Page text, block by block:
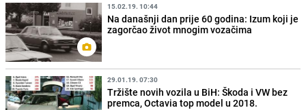
15.02.19. 10:44
Na današnji dan prije 60 godina: Izum koji je
zagorčao život mnogim vozačima
29.01.19. 07:30
Tržište novih vozila u BiH: Škoda i VW bez
premca, Octavia top model u 2018.